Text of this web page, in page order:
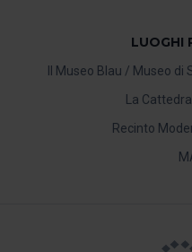
LUOGHI
Il Museo Blau / Museo di
La
Recinto